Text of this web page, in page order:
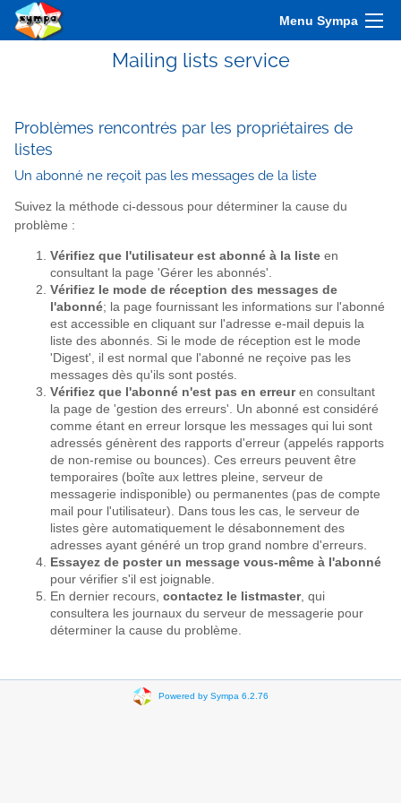
Menu Sympa
Mailing lists service
Problèmes rencontrés par les propriétaires de
listes
Un abonné ne reçoit pas les messages de la liste
Suivez la méthode ci-dessous pour déterminer la cause du
problème :
Vérifiez que l'utilisateur est abonné à la liste en
consultant la page 'Gérer les abonnés'.
Vérifiez le mode de réception des messages de
l'abonné; la page fournissant les informations sur l'abonné
est accessible en cliquant sur l'adresse e-mail depuis la
liste des abonnés. Si le mode de réception est le mode
'Digest', il est normal que l'abonné ne reçoive pas les
messages dès qu'ils sont postés.
Vérifiez que l'abonné n'est pas en erreuren consultant
la page de 'gestion des erreurs'. Un abonné est considéré
comme étant en erreur lorsque les messages qui lui sont
adressés génèrent des rapports d'erreur (appelés rapports
de non-remise ou bounces). Ces erreurs peuvent être
temporaires (boîte aux lettres pleine, serveur de
messagerie indisponible) ou permanentes (pas de compte
mail pour l'utilisateur). Dans tous les cas, le serveur de
listes gère automatiquement le désabonnement des
adresses ayant généré un trop grand nombre d'erreurs.
Essayez de poster un message vous-même à l'abonné
pour vérifier s'il est joignable.
En dernier recours, contactez le listmaster, qui
consultera les journaux du serveur de messagerie pour
déterminer la cause du problème.
Powered by Sympa 6.2.76